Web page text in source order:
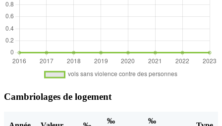
Cambriolages de logement
‰
‰